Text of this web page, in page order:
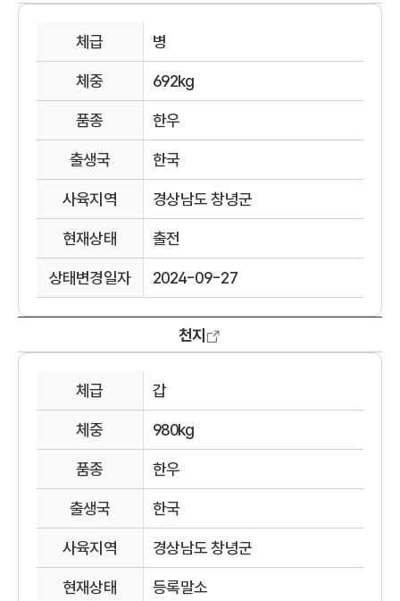
체급 병
체중 692kg
품종 한우
출생국 한국
사육지역 경상남도 창녕군
현재상태 출전
상태변경일자 2024-09-27
천지
체급 갑
체중 980kg
품종 한우
출생국 한국
사육지역 경상남도 창녕군
현재상태 등록말소